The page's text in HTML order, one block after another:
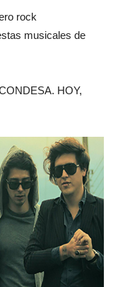
rock
musicales de
HOY,